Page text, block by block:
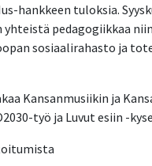
hankkeen tuloksia.
pedagogiikkaa
sosiaalirahasto ja
Kansanmusiikin ja
työ ja Luvut esiin -